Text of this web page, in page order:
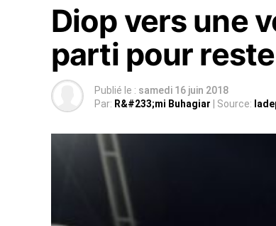
Diop vers une
parti pour
Publié le : samedi 16 juin 2018
Par: R&#233;mi Buhagiar | Source: